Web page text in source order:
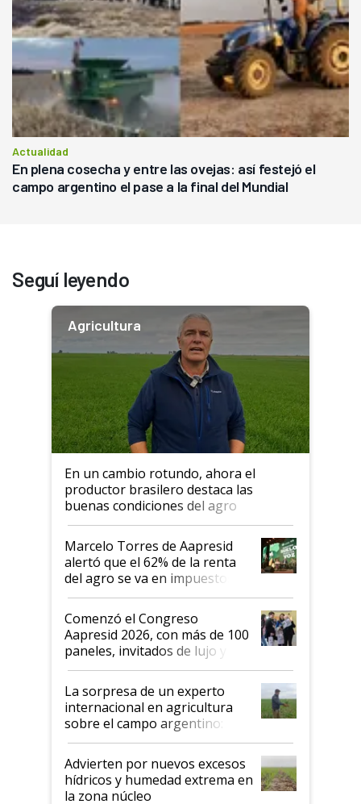
Actualidad
En plena cosecha y entre las ovejas: así festejó el
campo argentino el pase a la final del Mundial
Seguí leyendo
Agricultura
En un cambio rotundo, ahora el
productor brasilero destaca las
buenas condiciones del agro
argentino para invertir: "Los veo
más motivados"
Marcelo Torres de Aapresid
alertó que el 62% de la renta
del agro se va en impuestos:
"No es bueno que en
Argentina se sigan discutiendo
las mismas cosas de hace 50
años"
Comenzó el Congreso
Aapresid 2026, con más de 100
paneles, invitados de lujo y
todas las tendencias
La sorpresa de un experto
internacional en agricultura
sobre el campo argentino:
"Estoy muy impresionado"
Advierten por nuevos excesos
hídricos y humedad extrema en
la zona núcleo